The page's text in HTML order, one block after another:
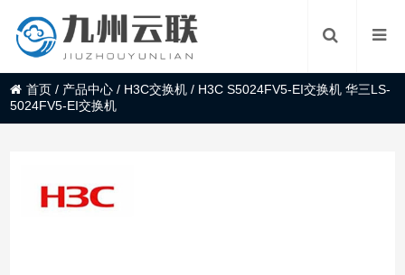
首页 / 产品中心 / H3C交换机 / H3C S5024FV5-EI交换机 华三LS-
5024FV5-EI交换机